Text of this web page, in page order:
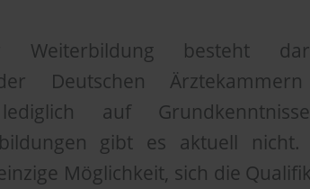
Weiterbildung besteht
der Deutschen
auf
gibt es aktuell nicht.
Möglichkeit, sich die